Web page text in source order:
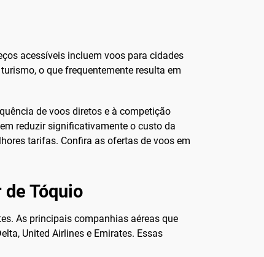
acessíveis incluem voos para cidades
o que frequentemente resulta em
de voos diretos e à competição
reduzir significativamente o custo da
tarifas. Confira as ofertas de voos em
Tóquio
As principais companhias aéreas que
United Airlines e Emirates. Essas